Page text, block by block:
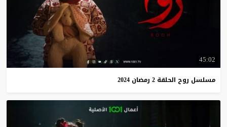
45:02
مسلسل روح الحلقة 2 رمضان 2024